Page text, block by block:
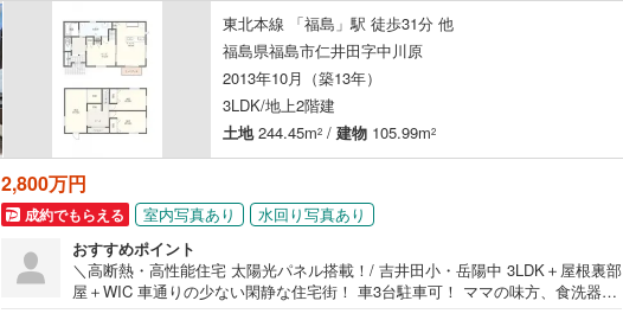
東北本線 「福島」駅 徒歩31分 他
福島県福島市仁井田字中川原
2013年10月（築13年）
3LDK/地上2階建
土地244.45m2 / 建物 105.99m2
2,800万円
成約でもらえる 室内写真あり
水回り写真あり
おすすめポイント
＼高断熱・高性能住宅 太陽光パネル搭載！/ 吉井田小・岳陽中 3LDK＋屋根裏部
屋＋WIC 車通りの少ない閑静な住宅街！ 車3台駐車可！ ママの味方、食洗器